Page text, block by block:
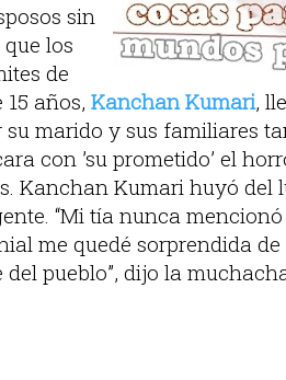
sin
los
de
años, Kanchan Kumari,
marido y sus familiares
con ’su prometido’ el
Kanchan Kumari huyó del
“Mi tía nunca
me quedé sorprendida
pueblo”, dijo la